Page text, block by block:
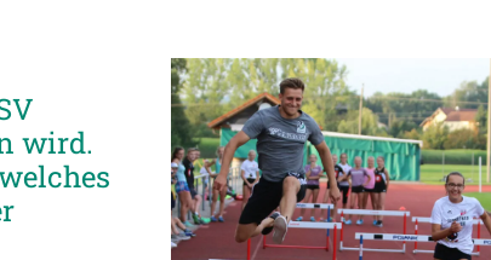
wird.